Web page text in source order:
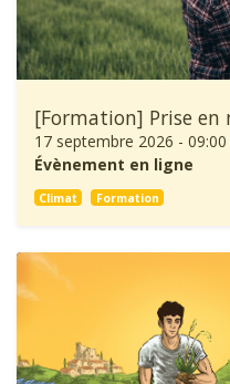
17 septembre 2026 - 09:00
Évènement en ligne
Climat Formation